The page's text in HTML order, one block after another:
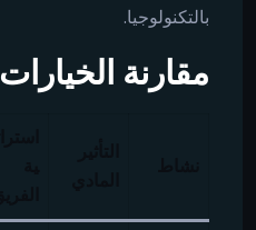
بالتكنولوجيا.
مقارنة الخيارات